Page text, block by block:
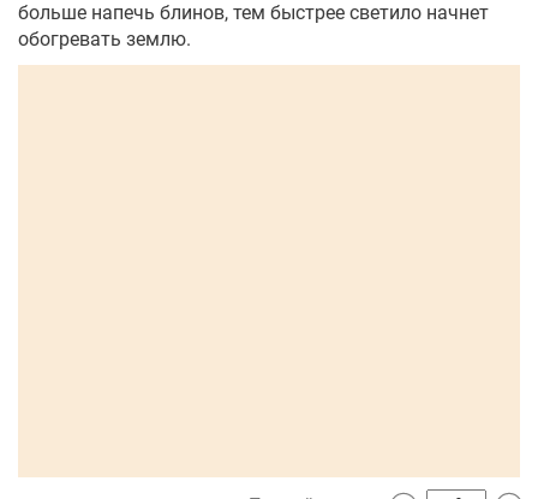
больше напечь блинов, тем быстрее светило начнет
обогревать землю.